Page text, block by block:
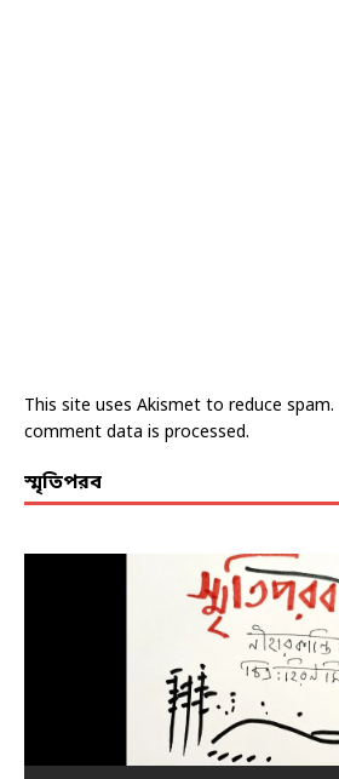
This site uses Akismet to reduce spam.
comment data is processed.
স্মৃতিপরব